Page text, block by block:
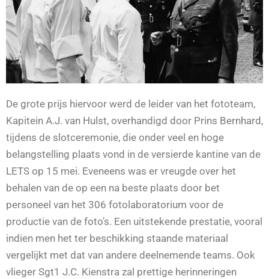
De grote prijs hiervoor werd de leider van het fototeam,
Kapitein A.J. van Hulst, overhandigd door Prins Bernhard,
tijdens de slotceremonie, die onder veel en hoge
belangstelling plaats vond in de versierde kantine van de
LETS op 15 mei. Eveneens was er vreugde over het
behalen van de op een na beste plaats door bet
personeel van het 306 fotolaboratorium voor de
productie van de foto’s. Een uitstekende prestatie, vooral
indien men het ter beschikking staande materiaal
vergelijkt met dat van andere deelnemende teams. Ook
vlieger Sgt1 J.C. Kienstra zal prettige herinneringen